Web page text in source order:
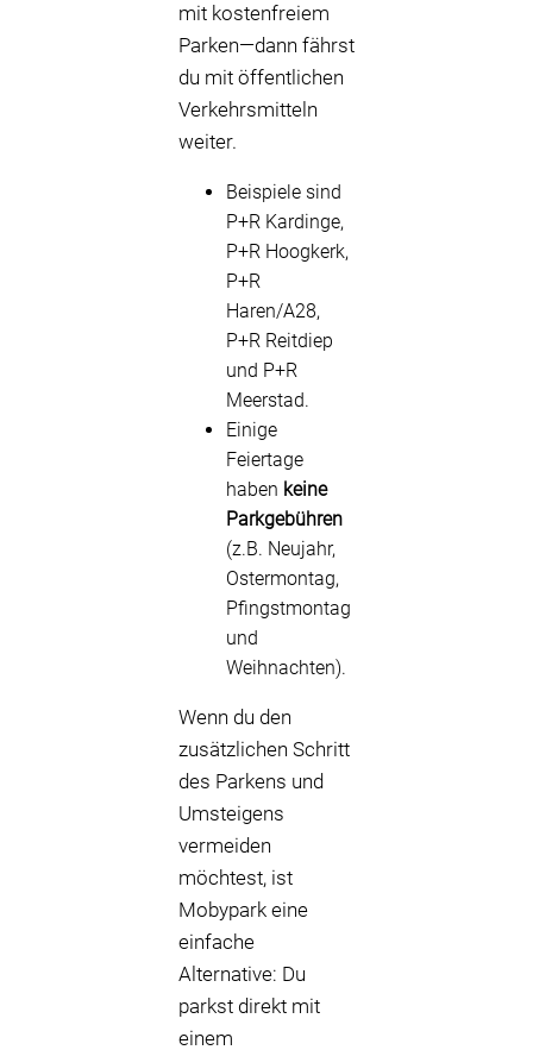
mit kostenfreiem
Parken—dann fährst
du mit öffentlichen
Verkehrsmitteln
weiter.
Beispiele sind
P+R Kardinge,
P+R Hoogkerk,
P+R
Haren/A28,
P+R Reitdiep
und P+R
Meerstad.
Einige
Feiertage
haben keine
Parkgebühren
(z.B. Neujahr,
Ostermontag,
Pfingstmontag
und
Weihnachten).
Wenn du den
zusätzlichen Schritt
des Parkens und
Umsteigens
vermeiden
möchtest, ist
Mobypark eine
einfache
Alternative: Du
parkst direkt mit
einem